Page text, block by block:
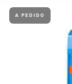
A PEDIDO